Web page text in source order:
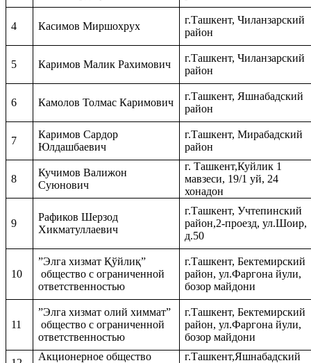
4 Касимов Миршохрух
г.Ташкент, Чиланзарский
район
5 Каримов Малик Рахимович
г.Ташкент, Чиланзарский
район
6 Камолов Толмас Каримович
г.Ташкент, Яшнабадский
район
7
Каримов Сардор
Юлдашбаевич
г.Ташкент, Мирабадский
район
8
Кучимов Валижон
Суюнович
г. Ташкент,Куйлик 1
мавзеси, 19/1 уй, 24
хонадон
9
Рафиков Шерзод
Хикматуллаевич
г.Ташкент, Учтепинский
район,2-проезд, ул.Шоир,
д.50
10
”Элга хизмат Қўйлиқ”
общество с ограниченной
ответственностью
г.Ташкент, Бектемирский
район, ул.Фаргона йули,
бозор майдони
11
”Элга хизматолий химмат”
общество с ограниченной
ответственностью
г.Ташкент, Бектемирский
район, ул.Фаргона йули,
бозор майдони
Акционерное общество
г.Ташкент,Яшнабадский